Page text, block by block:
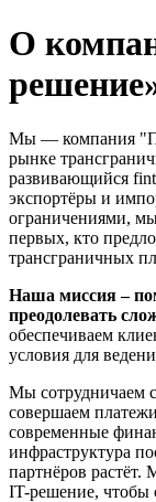
О
Мы — компания
рынке
развивающийся
экспортёры и
ограничениями,
первых, кто
трансграничных
Наша миссия –
преодолевать
обеспечиваем
условия для
Мы сотрудничаем
совершаем
современные
инфраструктура
партнёров растёт.
IT-решение, чтобы